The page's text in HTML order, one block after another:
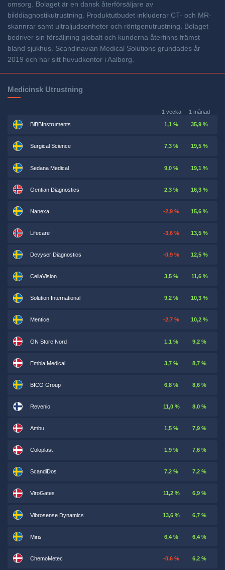
omsorg. Bolaget är en dansk återförsäljare av
bilddiagnostikutrustning. Produktutbudet inkluderar CT- och MR-
skannrar samt ultraljudsenheter och röntgenutrustning. Bolaget
bedriver sin försäljning globalt och kunderna återfinns främst
bland sjukhus. Scandinavian Medical Solutions grundades år
2019 och har sitt huvudkontor i Aalborg.
Medicinsk Utrustning
1 vecka 1 månad
BiBBInstruments 1,1 % 35,9 %
Surgical Science 7,3 % 19,5 %
Sedana Medical 9,0 % 19,1 %
Gentian Diagnostics 2,3 % 16,3 %
Nanexa -2,9 % 15,6 %
Lifecare -3,6 % 13,5 %
Devyser Diagnostics -0,9 % 12,5 %
CellaVision 3,5 % 11,6 %
Solution International 9,2 % 10,3 %
Mentice -2,7 % 10,2 %
GN Store Nord 1,1 % 9,2 %
Embla Medical 3,7 % 8,7 %
BICO Group 6,8 % 8,6 %
Revenio 11,0 % 8,0 %
Ambu 1,5 % 7,9 %
Coloplast 1,9 % 7,6 %
ScandiDos 7,2 % 7,2 %
ViroGates 11,2 % 6,9 %
Vibrosense Dynamics 13,6 % 6,7 %
Miris 6,4 % 6,4 %
ChemoMetec -0,6 % 6,2 %